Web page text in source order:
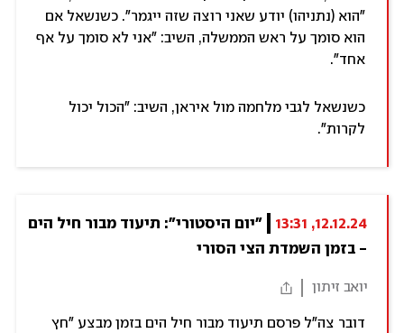
"הוא (נתניהו) יודע שאני רוצה שזה ייגמר". כשנשאל אם
הוא סומך על ראש הממשלה, השיב: "אני לא סומך על אף
אחד".
כשנשאל לגבי מלחמה מול איראן, השיב: "הכול יכול
לקרות".
12.12.24, 13:31
- בזמן השמדת הצי הסורי
יואב זיתון
דובר צה"ל פרסם תיעוד מבור חיל הים בזמן מבצע "חץ